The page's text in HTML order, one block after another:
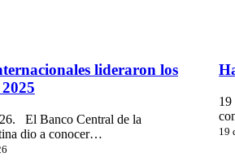
lideraron los
El Banco Central de la
dio a conocer…
el
19
19
19